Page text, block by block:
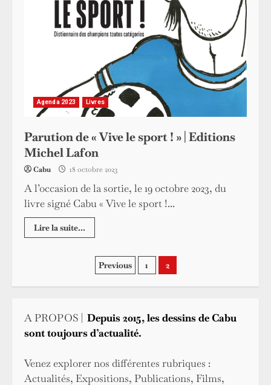
Agenda 2023 Livres
Parution de « Vive le sport ! » | Editions
Michel Lafon
Cabu 18 octobre 2023
A l’occasion de la sortie, le 19 octobre 2023, du
livre signé Cabu « Vive le sport !...
Lire la suite...
Pagination
des
publications
Previous 1 2
A PROPOS |
Depuis 2015, les dessins de Cabu
sont toujours d’actualité.
Venez explorer nos différentes rubriques :
Actualités, Expositions, Publications, Films,